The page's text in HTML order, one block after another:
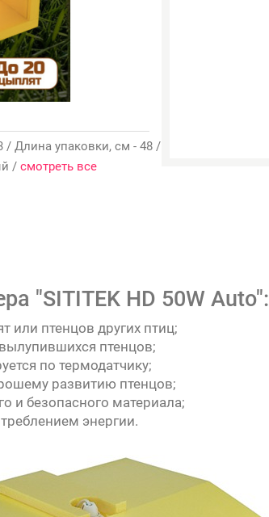
/ Длина упаковки, см - 48 /
/ смотреть все
"SITITEK HD 50W Auto":
или птенцов других птиц;
птенцов;
по термодатчику;
развитию птенцов;
и безопасного материала;
энергии.